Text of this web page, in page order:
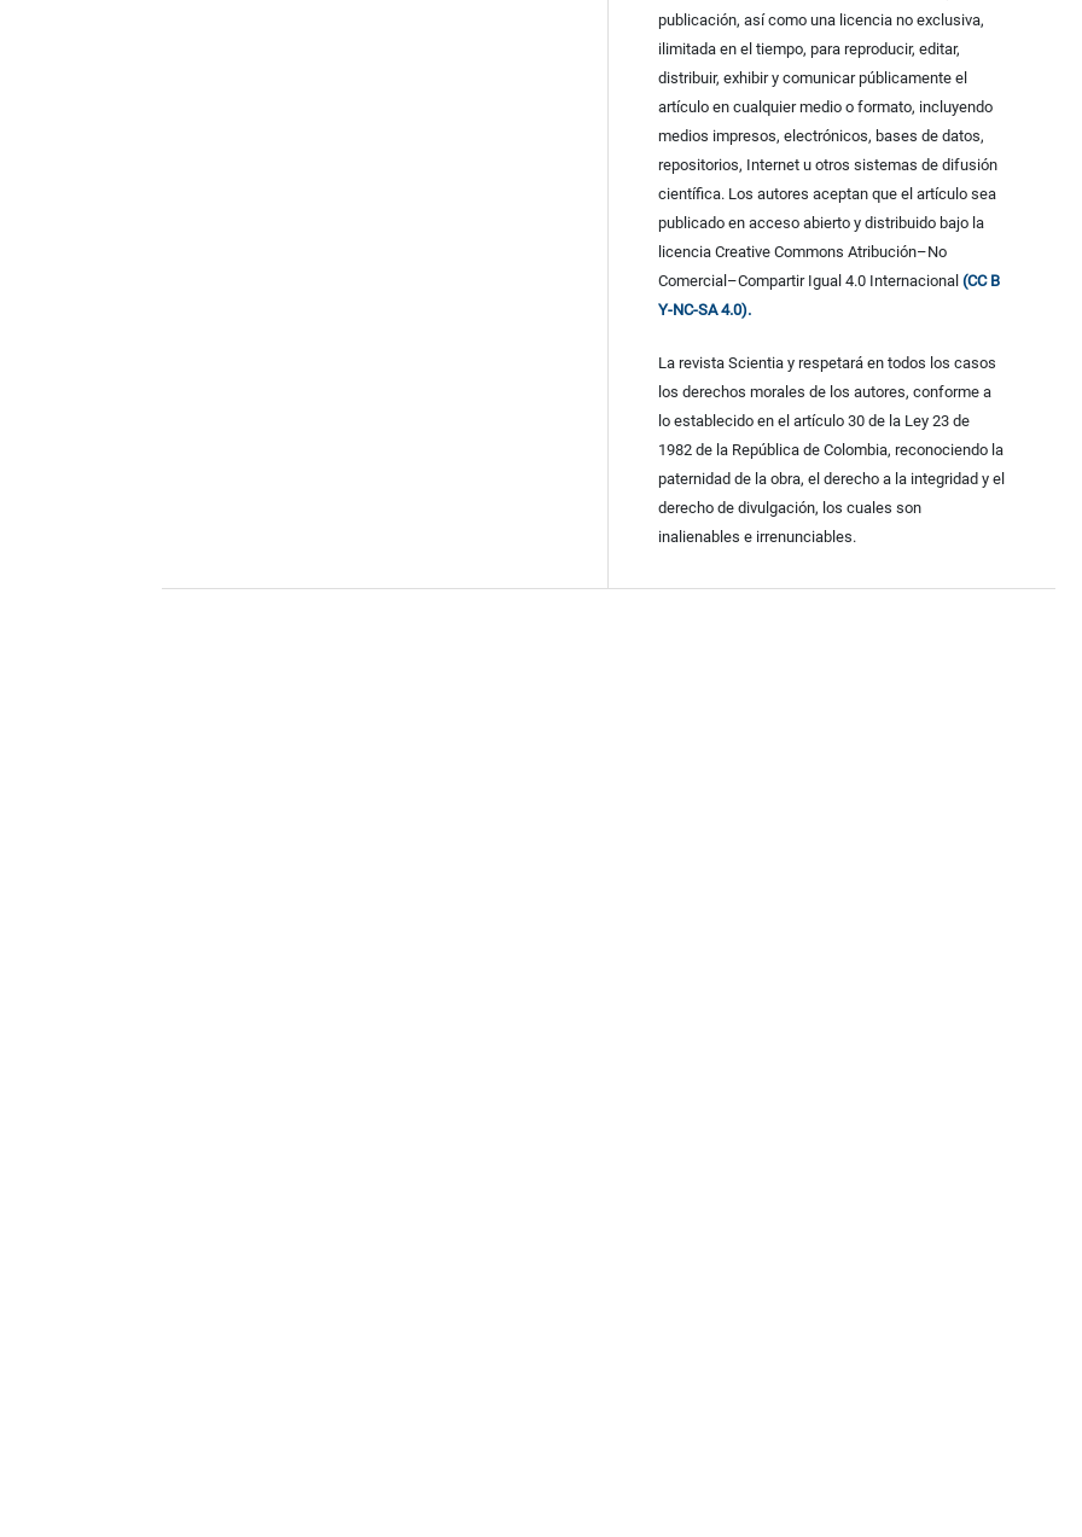
publicación, así como una licencia no exclusiva,
ilimitada en el tiempo, para reproducir, editar,
distribuir, exhibir y comunicar públicamente el
artículo en cualquier medio o formato, incluyendo
medios impresos, electrónicos, bases de datos,
repositorios, Internet u otros sistemas de difusión
científica. Los autores aceptan que el artículo sea
publicado en acceso abierto y distribuido bajo la
licencia Creative Commons Atribución–No
Comercial–Compartir Igual 4.0 Internacional (CC B
Y-NC-SA 4.0).
La revista Scientia y respetará en todos los casos
los derechos morales de los autores, conforme a
lo establecido en el artículo 30 de la Ley 23 de
1982 de la República de Colombia, reconociendo la
paternidad de la obra, el derecho a la integridad y el
derecho de divulgación, los cuales son
inalienables e irrenunciables.